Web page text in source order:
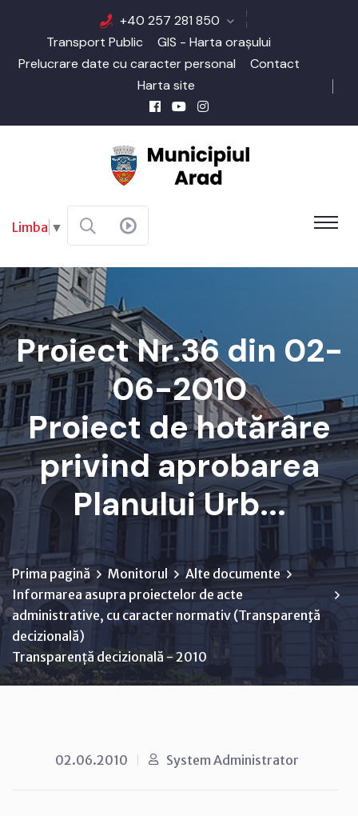
+40 257 281 850
Transport Public
GIS - Harta orașului
Prelucrare date cu caracter personal
Contact
Harta site
Limba ▼
Proiect Nr.36 din 02-
06-2010
Proiect de hotărâre
privind aprobarea
Planului Urb...
Prima pagină Monitorul
Alte documente
Informarea asupra proiectelor de acte
administrative, cu caracter normativ (Transparenţă
decizională)
Transparență decizională - 2010
02.06.2010 System Administrator